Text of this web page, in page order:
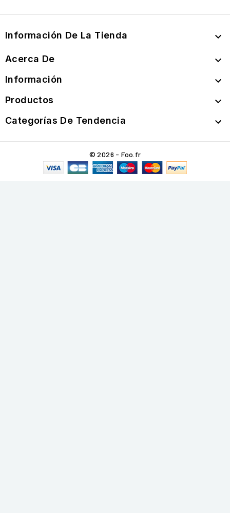
Información De La Tienda 
Acerca De 
Información 
Productos 
Categorías De Tendencia 
© 2026 - Foo.fr